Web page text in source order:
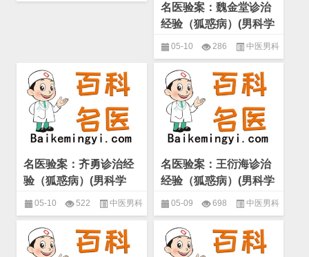
名医验案：魏金堂诊治
经验（狐惑病）(男科学
男科杂病)
05-10 286 中医男科
名家验案精选 ,男科学 男科杂病
名医验案：齐勇诊治经
验（狐惑病）(男科学
男科杂病)
05-10 522 中医男科
名家验案精选 ,男科学 男科杂病
名医验案：王衍海诊治
经验（狐惑病）(男科学
男科杂病)
05-09 698 中医男科
名家验案精选 ,男科学 男科杂病